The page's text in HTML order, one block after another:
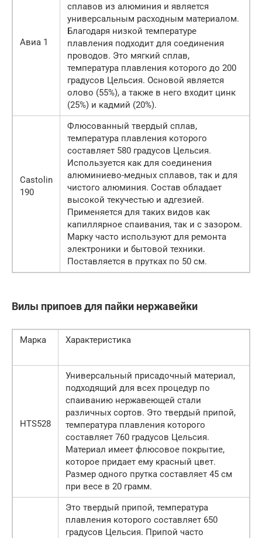
Авиа 1
сплавов из алюминия и является
универсальным расходным материалом.
Благодаря низкой температуре
плавления подходит для соединения
проводов. Это мягкий сплав,
температура плавления которого до 200
градусов Цельсия. Основой является
олово (55%), а также в него входит цинк
(25%) и кадмий (20%).
Castolin
190
Флюсованный твердый сплав,
температура плавления которого
составляет 580 градусов Цельсия.
Используется как для соединения
алюминиево-медных сплавов, так и для
чистого алюминия. Состав обладает
высокой текучестью и адгезией.
Применяется для таких видов как
капиллярное спаивания, так и с зазором.
Марку часто используют для ремонта
электроники и бытовой техники.
Поставляется в прутках по 50 см.
Вилы припоев для пайки нержавейки
Марка Характеристика
HTS528
Универсальный присадочный материал,
подходящий для всех процедур по
спаиванию нержавеющей стали
различных сортов. Это твердый припой,
температура плавления которого
составляет 760 градусов Цельсия.
Материал имеет флюсовое покрытие,
которое придает ему красный цвет.
Размер одного прутка составляет 45 см
при весе в 20 грамм.
Это твердый припой, температура
плавления которого составляет 650
градусов Цельсия. Припой часто